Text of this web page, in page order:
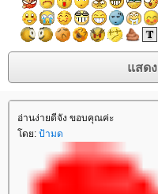
อ่านง่ายดีจัง ขอบคุณค่ะ
ดย: ป้ามด